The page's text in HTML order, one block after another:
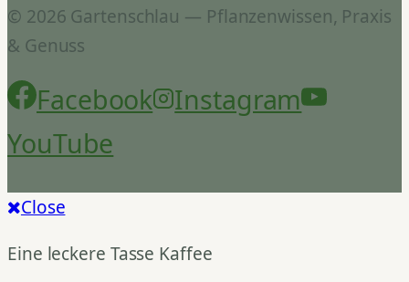
© 2026 Gartenschlau — Pflanzenwissen, Praxis
& Genuss
Facebook
Instagram
YouTube
Close
Eine leckere Tasse Kaffee